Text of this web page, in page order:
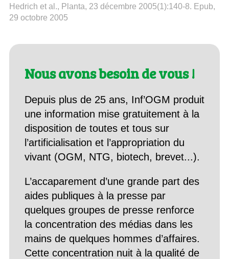
Hedrich et al., Planta, 23 décembre 2005(1):140-8. Epub,
29 octobre 2005
Nous avons besoin de vous !
Depuis plus de 25 ans, Inf’OGM produit
une information mise gratuitement à la
disposition de toutes et tous sur
l’artificialisation et l’appropriation du
vivant (OGM, NTG, biotech, brevet...).
L’accaparement d’une grande part des
aides publiques à la presse par
quelques groupes de presse renforce
la concentration des médias dans les
mains de quelques hommes d’affaires.
Cette concentration nuit à la qualité de